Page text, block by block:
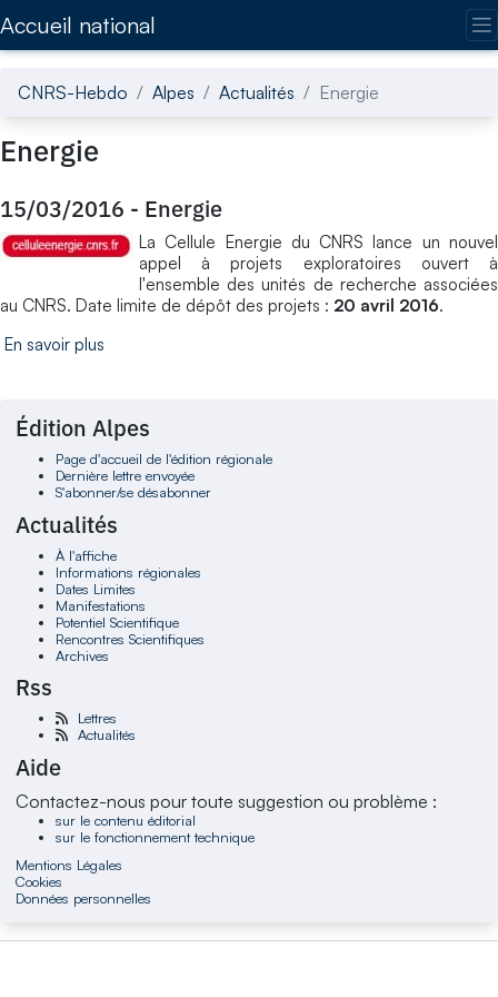
Accueil national
CNRS-Hebdo Alpes Actualités Energie
Energie
15/03/2016 - Energie
La Cellule Energie du CNRS lance un nouvel
appel à projets exploratoires ouvert à
l'ensemble des unités de recherche associées
au CNRS. Date limite de dépôt des projets : 20 avril 2016.
En savoir plus
Édition Alpes
Page d'accueil de l'édition régionale
Dernière lettre envoyée
S'abonner/se désabonner
Actualités
À l'affiche
Informations régionales
Dates Limites
Manifestations
Potentiel Scientifique
Rencontres Scientifiques
Archives
Rss
Lettres
Actualités
Aide
Contactez-nous pour toute suggestion ou problème :
sur le contenu éditorial
sur le fonctionnement technique
Mentions Légales
Cookies
Données personnelles